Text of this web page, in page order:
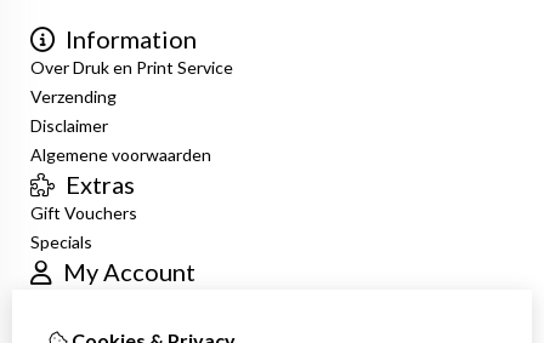
Information
Over Druk en Print Service
Verzending
Disclaimer
Algemene voorwaarden
Extras
Gift Vouchers
Specials
My Account
Order History